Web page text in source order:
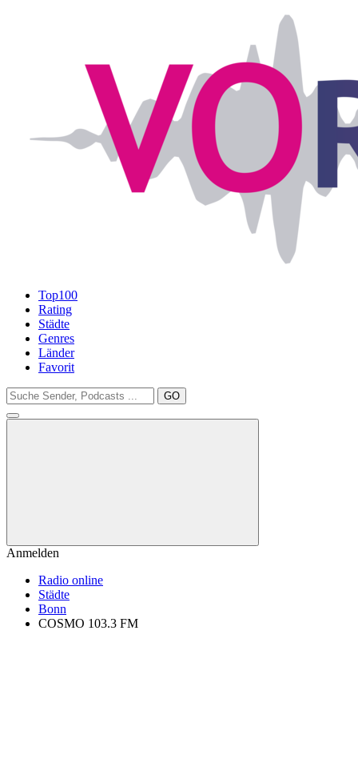
Top100
Rating
Städte
Genres
Länder
Favorit
GO
Anmelden
Radio online
Städte
Bonn
COSMO 103.3 FM